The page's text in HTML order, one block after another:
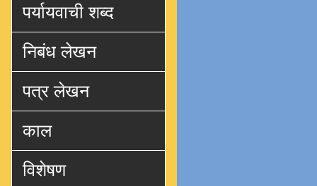
पर्यायवाची शब्द
निबंध लेखन
पत्र लेखन
काल
विशेषण